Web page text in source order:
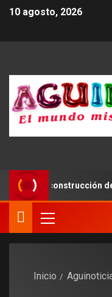
10 agosto, 2026
para la construcción de
Inicio